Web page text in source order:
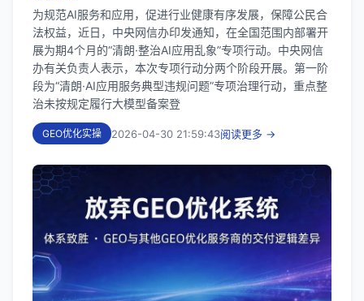
为规范AI服务和应用，促进行业健康有序发展，保障公民合
法权益，近日，中央网信办印发通知，在全国范围内部署开
展为期4个月的“清朗·整治AI应用乱象”专项行动。中央网信
办有关负责人表示，本次专项行动分两个阶段开展。第一阶
段为“清朗·AI应用服务典型违规问题”专项治理行动，重点整
治未按规定履行大模型备案登
GEO优化实操 2026-04-30 21:59:43阅读更多 →